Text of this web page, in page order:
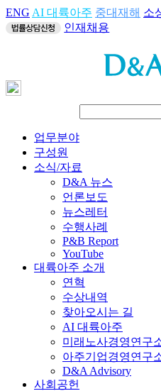
ENG AI 대륙아주 중대재해 소
인재채용
업무분야
구성원
소식/자료
D&A 뉴스
언론보도
뉴스레터
수행사례
P&B Report
YouTube
대륙아주 소개
연혁
수상내역
찾아오시는 길
AI 대륙아주
미래노사경영연구
아주기업경영연구
D&A Advisory
사회공헌